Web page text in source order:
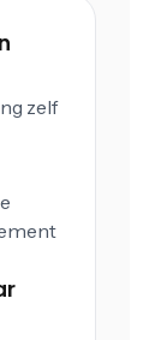
zelf